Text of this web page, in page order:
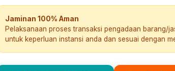
Jaminan 100% Aman
Pelaksanaan proses transaksi pengadaan barang/
untuk keperluan instansi anda dan sesuai dengan